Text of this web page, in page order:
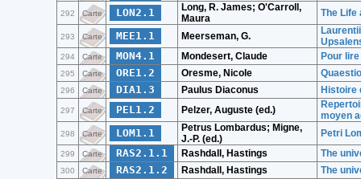
292 Carte LON2.1
Long, R. James; O'Carroll,
Maura
The Life
293 Carte MEE1.1 Meerseman, G.
294 Carte MON4.1 Mondesert, Claude Pour
295 Carte ORE1.2 Oresme, Nicole
296 Carte DIA1.3 Paulus Diaconus Histoire
297 Carte PEL1.2 Pelzer, Auguste (ed.)
moyen
298 Carte LOM1.1
Petrus Lombardus; Migne,
J.-P. (ed.)
Petri
299 Carte RAS2.1.1 Rashdall, Hastings The
300 Carte RAS2.1.2 Rashdall, Hastings The